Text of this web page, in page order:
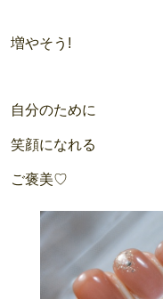
増やそう!
自分のために
笑顔になれる
ご褒美♡